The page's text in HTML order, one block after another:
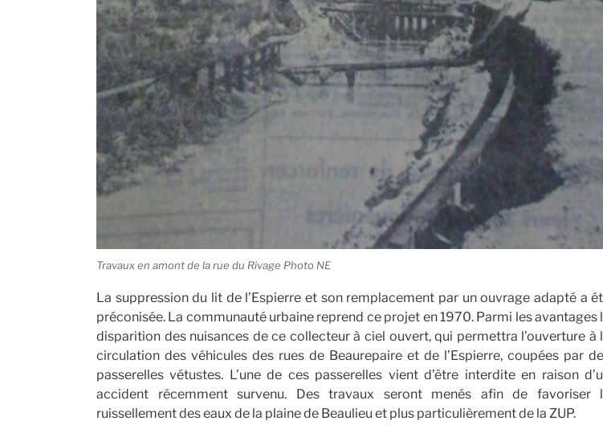
Travaux en amont de la rue du Rivage Photo NE
La suppression du lit de l’Espierre et son remplacement par un ouvrage adapté a
préconisée. La communauté urbaine reprend ce projet en 1970. Parmi les avantages
disparition des nuisances de ce collecteur à ciel ouvert, qui permettra l’ouverture à
circulation des véhicules des rues de Beaurepaire et de l’Espierre, coupées par
passerelles vétustes. L’une de ces passerelles vient d’être interdite en raison
accident récemment survenu. Des travaux seront menés afin de favoriser
ruissellement des eaux de la plaine de Beaulieu et plus particulièrement de la ZUP.